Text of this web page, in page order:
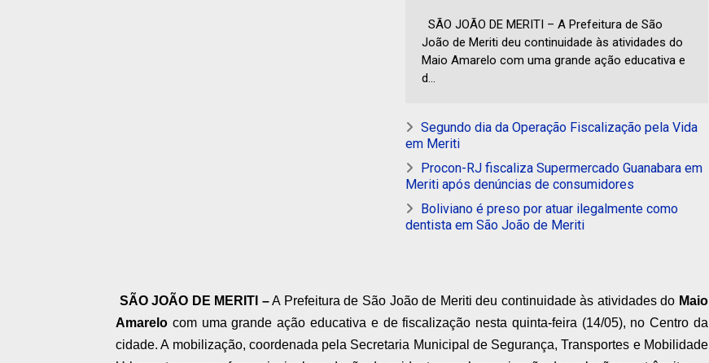
SÃO JOÃO DE MERITI – A Prefeitura de São
João de Meriti deu continuidade às atividades do
Maio Amarelo com uma grande ação educativa e
d...
Segundo dia da Operação Fiscalização pela Vida
em Meriti
Procon-RJ fiscaliza Supermercado Guanabara em
Meriti após denúncias de consumidores
Boliviano é preso por atuar ilegalmente como
dentista em São João de Meriti
SÃO JOÃO DE MERITI –A Prefeitura de São João de Meriti deu continuidade às atividades do Maio
Amarelo com uma grande ação educativa e de fiscalização nesta quinta-feira (14/05), no Centro da
cidade. A mobilização, coordenada pela Secretaria Municipal de Segurança, Transportes e Mobilidade